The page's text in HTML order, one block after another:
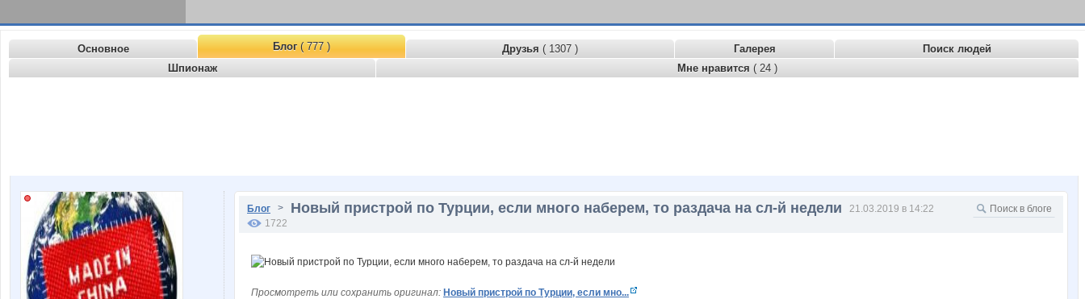
Основное Блог( 777 ) Друзья ( 1307 ) Галерея
Поиск людей
Шпионаж
Мне нравится ( 24 )
Блог > Новый пристрой по Турции, если много наберем, то раздача на сл-й недели
21.03.2019 в 14:22
1722
Просмотреть или сохранить оригинал: Новый пристрой по Турции, если мно...